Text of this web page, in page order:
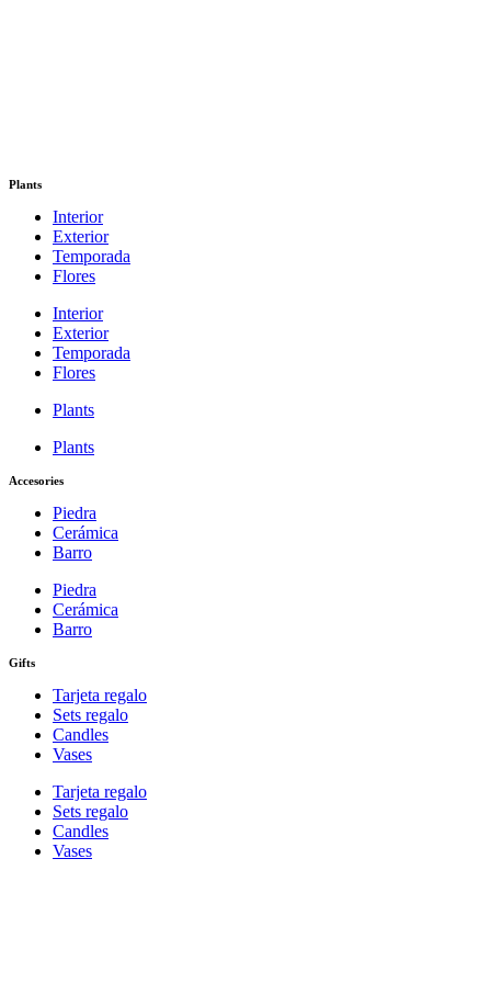
Plants
Interior
Exterior
Temporada
Flores
Interior
Exterior
Temporada
Flores
Plants
Plants
Accesories
Piedra
Cerámica
Barro
Piedra
Cerámica
Barro
Gifts
Tarjeta regalo
Sets regalo
Candles
Vases
Tarjeta regalo
Sets regalo
Candles
Vases